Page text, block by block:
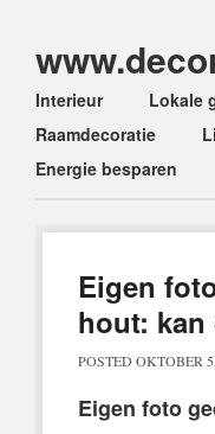
Main menu
Skip
to
content
Interieur Lokale
Raamdecoratie
Energie besparen
Eigen
hout: kan
POSTED OKTOBER
Eigen foto